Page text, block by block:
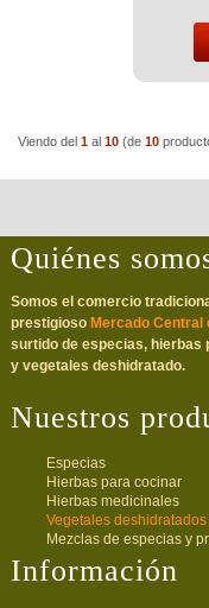
Viendo del 1 al 10 (de 10
Quiénes
Somos el comercio
prestigioso Mercado Central
surtido de especias, hierbas
y vegetales deshidratado.
Nuestros
Especias
Hierbas para cocinar
Hierbas medicinales
Vegetales deshidratados
Mezclas de especias y
Información